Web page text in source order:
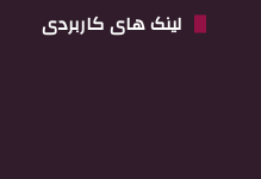
لینک های کاربردی